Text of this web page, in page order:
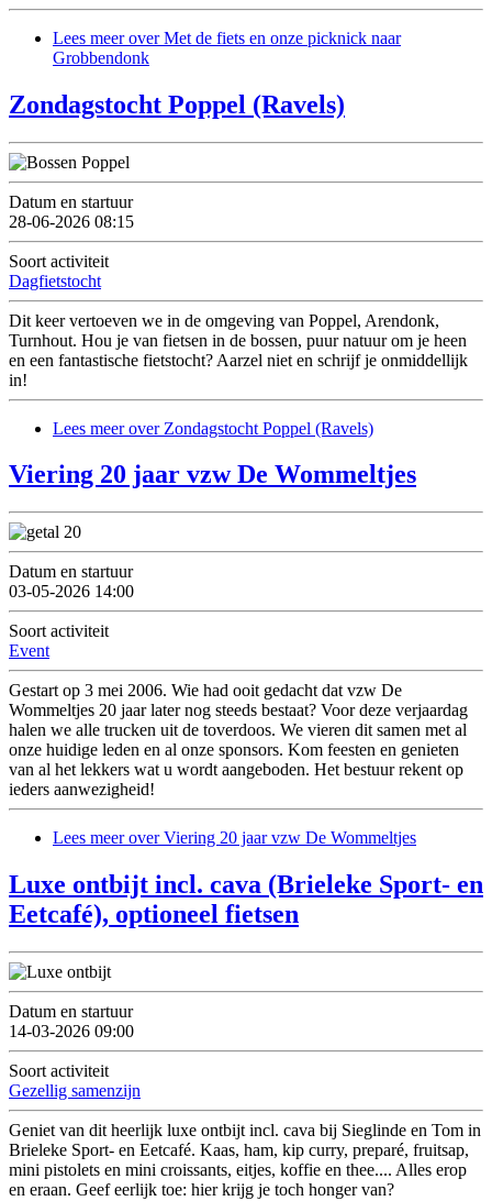
Lees meerover Met de fiets en onze picknick naar
Grobbendonk
Zondagstocht Poppel (Ravels)
Datum en startuur
28-06-2026 08:15
Soort activiteit
Dagfietstocht
Dit keer vertoeven we in de omgeving van Poppel, Arendonk,
Turnhout. Hou je van fietsen in de bossen, puur natuur om je heen
en een fantastische fietstocht? Aarzel niet en schrijf je onmiddellijk
in!
Lees meerover Zondagstocht Poppel (Ravels)
Viering 20 jaar vzw De Wommeltjes
Datum en startuur
03-05-2026 14:00
Soort activiteit
Event
Gestart op 3 mei 2006. Wie had ooit gedacht dat vzw De
Wommeltjes 20 jaar later nog steeds bestaat? Voor deze verjaardag
halen we alle trucken uit de toverdoos. We vieren dit samen met al
onze huidige leden en al onze sponsors. Kom feesten en genieten
van al het lekkers wat u wordt aangeboden. Het bestuur rekent op
ieders aanwezigheid!
Lees meerover Viering 20 jaar vzw De Wommeltjes
Luxe ontbijt incl. cava (Brieleke Sport- en
Eetcafé), optioneel fietsen
Datum en startuur
14-03-2026 09:00
Soort activiteit
Gezellig samenzijn
Geniet van dit heerlijk luxe ontbijt incl. cava bij Sieglinde en Tom in
Brieleke Sport- en Eetcafé. Kaas, ham, kip curry, preparé, fruitsap,
mini pistolets en mini croissants, eitjes, koffie en thee.... Alles erop
en eraan. Geef eerlijk toe: hier krijg je toch honger van?